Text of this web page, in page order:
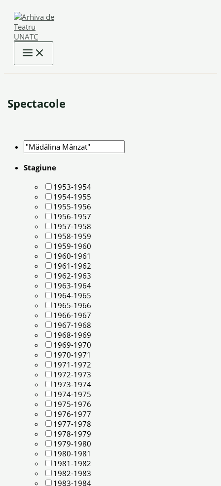
content
Spectacole
Stagiune
1953-1954
1954-1955
1955-1956
1956-1957
1957-1958
1958-1959
1959-1960
1960-1961
1961-1962
1962-1963
1963-1964
1964-1965
1965-1966
1966-1967
1967-1968
1968-1969
1969-1970
1970-1971
1971-1972
1972-1973
1973-1974
1974-1975
1975-1976
1976-1977
1977-1978
1978-1979
1979-1980
1980-1981
1981-1982
1982-1983
1983-1984